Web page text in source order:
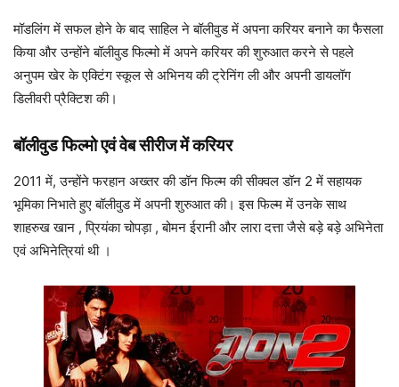
मॉडलिंग में सफल होने के बाद साहिल ने बॉलीवुड में अपना करियर बनाने का फैसला
किया और उन्होंने बॉलीवुड फिल्मो में अपने करियर की शुरुआत करने से पहले
अनुपम खेर के एक्टिंग स्कूल से अभिनय की ट्रेनिंग ली और अपनी डायलॉग
डिलीवरी प्रैक्टिश की।
बॉलीवुड फिल्मो एवं वेब सीरीज में करियर
2011 में, उन्होंने फरहान अख्तर की डॉन फिल्म की सीक्वल डॉन 2 में सहायक
भूमिका निभाते हुए बॉलीवुड में अपनी शुरुआत की। इस फिल्म में उनके साथ
शाहरुख खान , प्रियंका चोपड़ा , बोमन ईरानी और लारा दत्ता जैसे बड़े बड़े अभिनेता
एवं अभिनेत्रियां थी ।